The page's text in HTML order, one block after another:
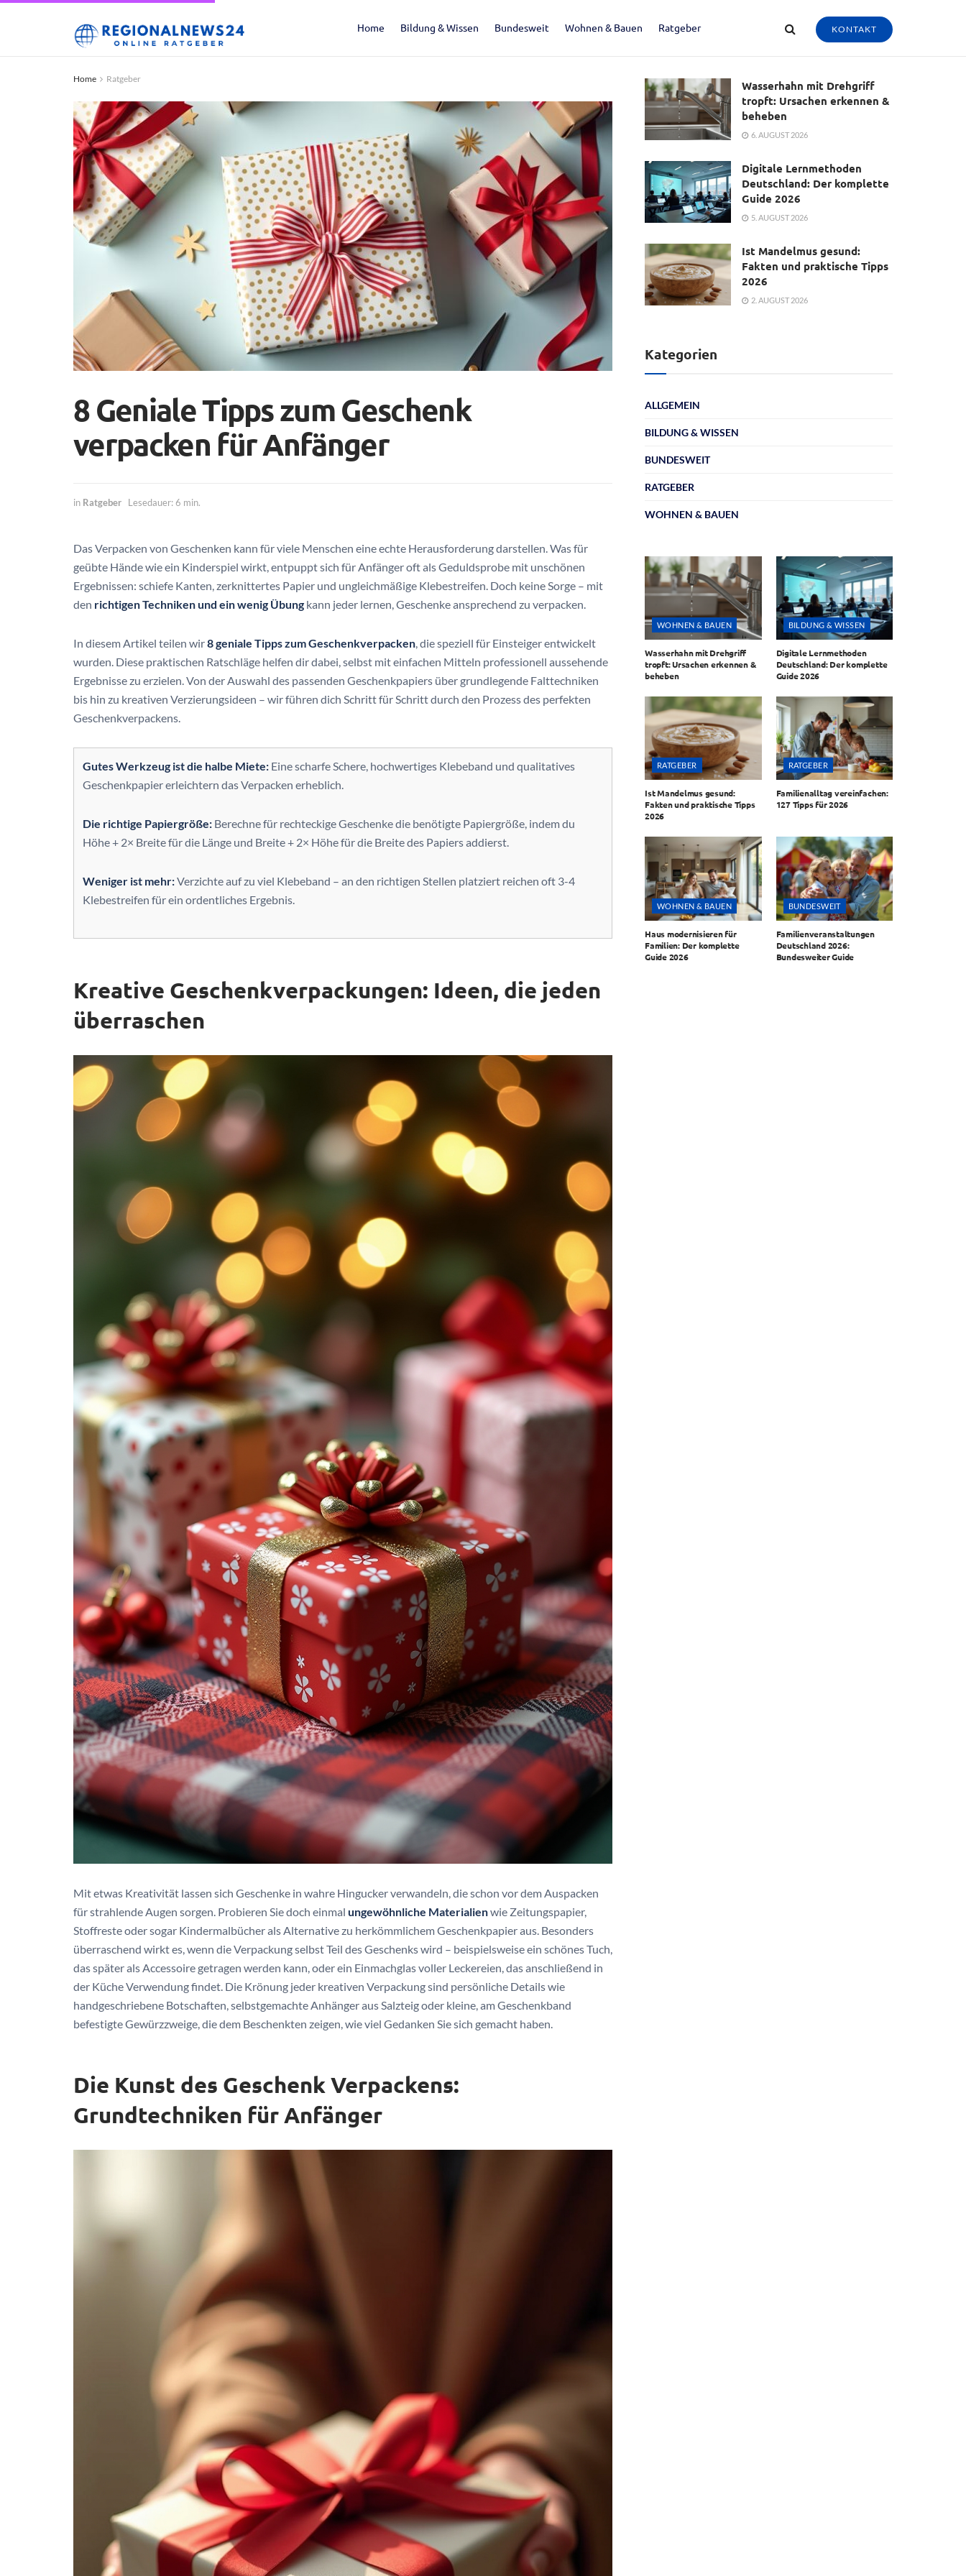
Home Bildung & Wissen Bundesweit Wohnen & Bauen Ratgeber KONTAKT
Home Ratgeber
8 Geniale Tipps zum Geschenk
verpacken für Anfänger
in Ratgeber Lesedauer: 6 min.
Das Verpacken von Geschenken kann für viele Menschen eine echte Herausforderung darstellen. Was für
geübte Hände wie ein Kinderspiel wirkt, entpuppt sich für Anfänger oft als Geduldsprobe mit unschönen
Ergebnissen: schiefe Kanten, zerknittertes Papier und ungleichmäßige Klebestreifen. Doch keine Sorge – mit
den richtigen Techniken und ein wenig Übung kann jeder lernen, Geschenke ansprechend zu verpacken.
In diesem Artikel teilen wir8 geniale Tipps zum Geschenkverpacken, die speziell für Einsteiger entwickelt
wurden. Diese praktischen Ratschläge helfen dir dabei, selbst mit einfachen Mitteln professionell aussehende
Ergebnisse zu erzielen. Von der Auswahl des passenden Geschenkpapiers über grundlegende Falttechniken
bis hin zu kreativen Verzierungsideen – wir führen dich Schritt für Schritt durch den Prozess des perfekten
Geschenkverpackens.
Gutes Werkzeug ist die halbe Miete: Eine scharfe Schere, hochwertiges Klebeband und qualitatives
Geschenkpapier erleichtern das Verpacken erheblich.
Die richtige Papiergröße: Berechne für rechteckige Geschenke die benötigte Papiergröße, indem du
Höhe + 2× Breite für die Länge und Breite + 2× Höhe für die Breite des Papiers addierst.
Weniger ist mehr:Verzichte auf zu viel Klebeband – an den richtigen Stellen platziert reichen oft 3-4
Klebestreifen für ein ordentliches Ergebnis.
Kreative Geschenkverpackungen: Ideen, die jeden
überraschen
Mit etwas Kreativität lassen sich Geschenke in wahre Hingucker verwandeln, die schon vor dem Auspacken
für strahlende Augen sorgen. Probieren Sie doch einmal ungewöhnliche Materialienwie Zeitungspapier,
Stoffreste oder sogar Kindermalbücher als Alternative zu herkömmlichem Geschenkpapier aus. Besonders
überraschend wirkt es, wenn die Verpackung selbst Teil des Geschenks wird – beispielsweise ein schönes Tuch,
das später als Accessoire getragen werden kann, oder ein Einmachglas voller Leckereien, das anschließend in
der Küche Verwendung findet. Die Krönung jeder kreativen Verpackung sind persönliche Details wie
handgeschriebene Botschaften, selbstgemachte Anhänger aus Salzteig oder kleine, am Geschenkband
befestigte Gewürzzweige, die dem Beschenkten zeigen, wie viel Gedanken Sie sich gemacht haben.
Die Kunst des Geschenk Verpackens:
Grundtechniken für Anfänger
Wasserhahn mit Drehgriff
tropft: Ursachen erkennen &
beheben
6. AUGUST 2026
Digitale Lernmethoden
Deutschland: Der komplette
Guide 2026
5. AUGUST 2026
Ist Mandelmus gesund:
Fakten und praktische Tipps
2026
2. AUGUST 2026
Kategorien
ALLGEMEIN
BILDUNG & WISSEN
BUNDESWEIT
RATGEBER
WOHNEN & BAUEN
WOHNEN & BAUEN
Wasserhahn mit Drehgriff
tropft: Ursachen erkennen &
beheben
BILDUNG & WISSEN
Digitale Lernmethoden
Deutschland: Der komplette
Guide 2026
RATGEBER
Ist Mandelmus gesund:
Fakten und praktische Tipps
2026
RATGEBER
Familienalltag vereinfachen:
127 Tipps für 2026
WOHNEN & BAUEN
Haus modernisieren für
Familien: Der komplette
Guide 2026
BUNDESWEIT
Familienveranstaltungen
Deutschland 2026:
Bundesweiter Guide